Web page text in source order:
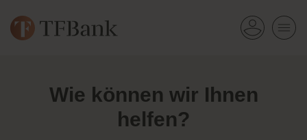
Wie können wir Ihnen
helfen?